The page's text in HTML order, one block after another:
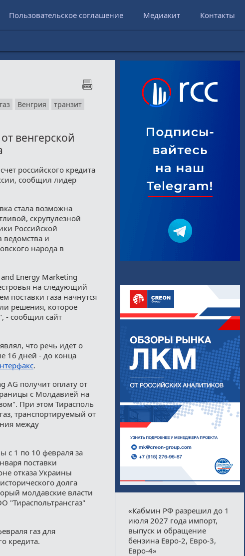
Пользовательское соглашение Медиакит Контакты
Венгрия
транзит
венгерской
российского кредита
сообщил лидер
стала возможна
скрупулезной
Российской
ведомства и
народа в
Energy Marketing
на следующий
поставки газа начнутся
решения, которое
- сообщил сайт
что речь идет о
16 дней - до конца
.
AG получит оплату от
с Молдавией на
При этом Тирасполь
транспортируемый от
между
с 1 по 10 февраля за
поставки
отказа Украины
долга
молдавские власти
"Тираспольтрансгаз"
газ для
кредита.
«Кабмин РФ разрешил до 1
июля 2027 года импорт,
выпуск и обращение
бензина Евро-2, Евро-3,
Евро-4»